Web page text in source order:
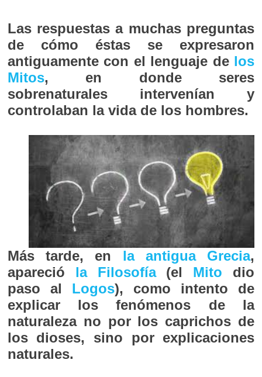
Las respuestas a muchas preguntas
de cómo éstas se expresaron
antiguamente con el lenguaje de los
Mitos, en donde seres
sobrenaturales intervenían y
controlaban la vida de los hombres.
Más tarde, en la antigua Grecia,
apareció la Filosofía(el Mito dio
paso al Logos), como intento de
explicar los fenómenos de la
naturaleza no por los caprichos de
los dioses, sino por explicaciones
naturales.